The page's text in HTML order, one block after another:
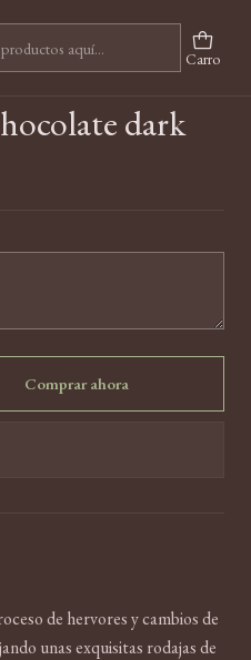
Carro
dark
Comprar ahora
de hervores y cambios de
unas exquisitas rodajas de